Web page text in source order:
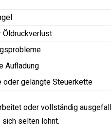
Öldruckverlust
Aufladung
gelängte Steuerkette
oder vollständig
selten lohnt.